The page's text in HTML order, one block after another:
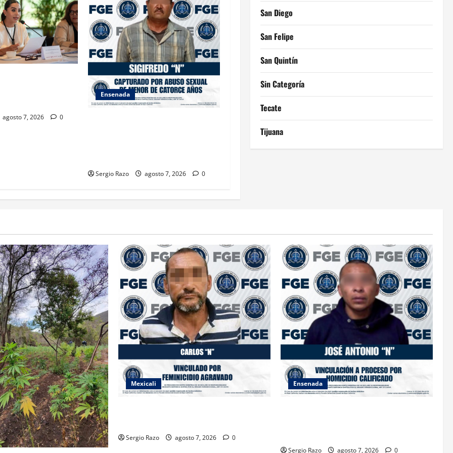
agosto 7, 2026 0
Ensenada
Sergio Razo agosto 7, 2026 0
San Diego
San Felipe
San Quintín
Sin Categoría
Tecate
Tijuana
Mexicali
Sergio Razo agosto 7, 2026 0
Ensenada
Sergio Razo agosto 7, 2026 0